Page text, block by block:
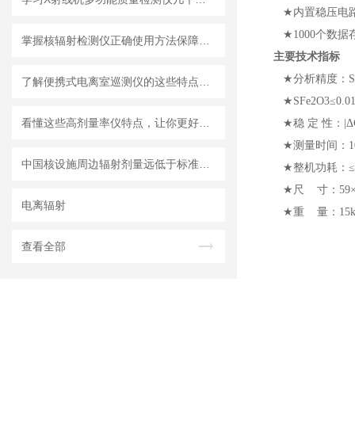
电离辐射
查看全部
★ 内置稳压电
★1000个数据
主要技术指标
★分析精度：
★稳 定 性：
★测量时间：
★整机功耗：
★ 尺 寸：
★重 量：